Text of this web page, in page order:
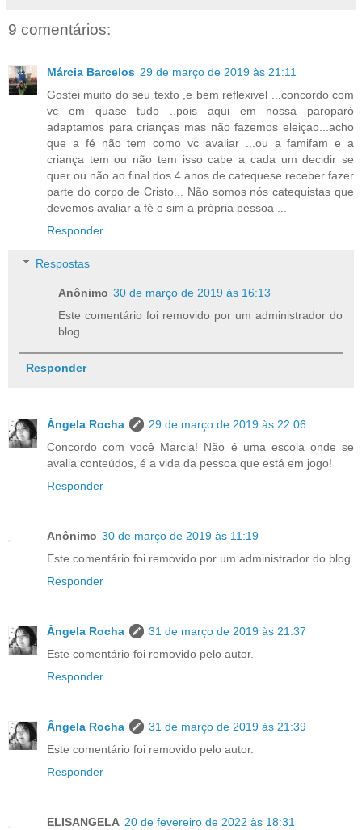
9 comentários:
Márcia Barcelos 29 de março de 2019 às 21:11
Gostei muito do seu texto ,e bem reflexivel ...concordo com
vc em quase tudo ..pois aqui em nossa paroparó
adaptamos para crianças mas não fazemos eleiçao...acho
que a fé não tem como vc avaliar ...ou a famifam e a
criança tem ou não tem isso cabe a cada um decidir se
quer ou não ao final dos 4 anos de catequese receber fazer
parte do corpo de Cristo... Não somos nós catequistas que
devemos avaliar a fé e sim a própria pessoa ...
Responder
Respostas
Anônimo 30 de março de 2019 às 16:13
Este comentário foi removido por um administrador do
blog.
Responder
Ângela Rocha
29 de março de 2019 às 22:06
Concordo com você Marcia! Não é uma escola onde se
avalia conteúdos, é a vida da pessoa que está em jogo!
Responder
Anônimo 30 de março de 2019 às 11:19
Este comentário foi removido por um administrador do blog.
Responder
Ângela Rocha
31 de março de 2019 às 21:37
Este comentário foi removido pelo autor.
Responder
Ângela Rocha
31 de março de 2019 às 21:39
Este comentário foi removido pelo autor.
Responder
ELISANGELA 20 de fevereiro de 2022 às 18:31